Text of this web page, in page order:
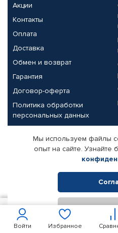
Войти Избранное
Акции
Контакты
Оплата
Доставка
Обмен и возврат
Гарантия
Договор-оферта
Политика обработки
персональных данных
Партнерам
Корпоративным клиентам
Поставщикам
© КАМАЗ ЦЕНТР ДОНЕЦК, 2015-
Интернет-магазин автомобильных
Мы используем файлы
опыт на сайте.
50